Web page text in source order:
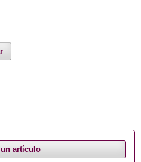
artículo